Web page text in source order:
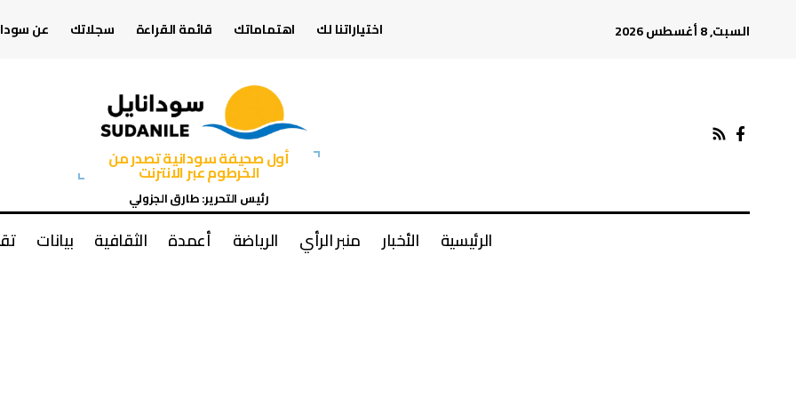
السبت, 8 أغسطس 2026 اختياراتنا لك اهتماماتك قائمة القراءة سجلاتك عن
أول صحيفة سودانية تصدر من
الخرطوم عبر الانترنت
رئيس التحرير: طارق الجزولي
الرئيسية الأخبار منبر الرأي الرياضة أعمدة الثقافية بيانات